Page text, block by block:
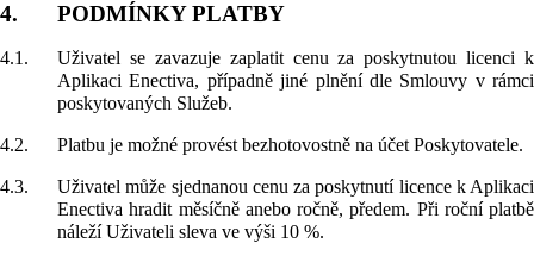
4. PODMÍNKY PLATBY
4.1.
Uživatel se zavazuje zaplatit cenu za poskytnutou licenci k
Aplikaci Enectiva, případně jiné plnění dle Smlouvy v rámci
poskytovaných Služeb.
4.2. Platbu je možné provést bezhotovostně na účet Poskytovatele.
4.3.
Uživatel může sjednanou cenu za poskytnutí licence k Aplikaci
Enectiva hradit měsíčně anebo ročně, předem. Při roční platbě
náleží Uživateli sleva ve výši 10 %.